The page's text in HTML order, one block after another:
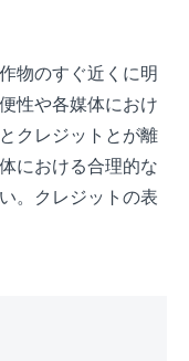
物のすぐ近くに明
性や各媒体におけ
クレジットとが離
における合理的な
。クレジットの表